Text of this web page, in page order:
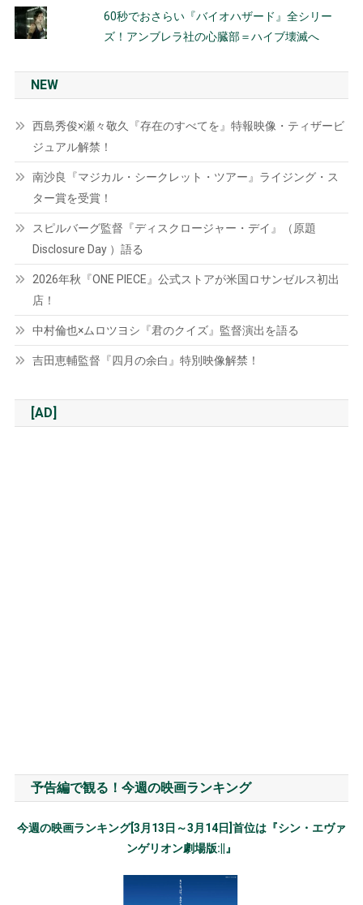
60秒でおさらい『バイオハザード』全シリー
ズ！アンブレラ社の心臓部＝ハイブ壊滅へ
NEW
西島秀俊×瀬々敬久『存在のすべてを』特報映像・ティザービ
ジュアル解禁！
南沙良『マジカル・シークレット・ツアー』ライジング・ス
ター賞を受賞！
スピルバーグ監督『ディスクロージャー・デイ』（原題
Disclosure Day ）語る
2026年秋『ONE PIECE』公式ストアが米国ロサンゼルス初出
店！
中村倫也×ムロツヨシ『君のクイズ』監督演出を語る
吉田恵輔監督『四月の余白』特別映像解禁！
[AD]
予告編で観る！今週の映画ランキング
今週の映画ランキング[3月13日～3月14日]首位は『シン・エヴァ
ンゲリオン劇場版:||』